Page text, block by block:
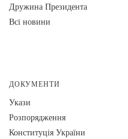
Дружина Президента
Всі новини
ДОКУМЕНТИ
Укази
Розпорядження
Конституція України